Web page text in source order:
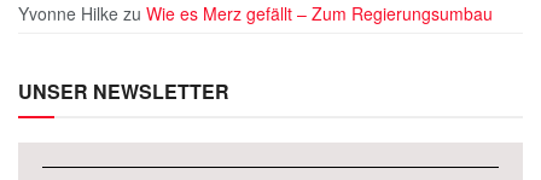
Yvonne Hilke zu Wie es Merz gefällt – Zum Regierungsumbau
UNSER NEWSLETTER